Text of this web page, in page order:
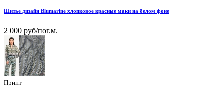
Шитье дизайн Blumarine хлопковое красные маки на белом фоне
2 000 руб/пог.м.
Принт